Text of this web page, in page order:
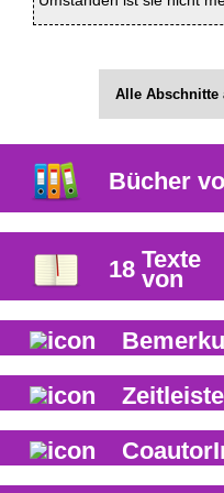
Alle Abschnitte
Bücher
18 Texte
von
Zeitleiste